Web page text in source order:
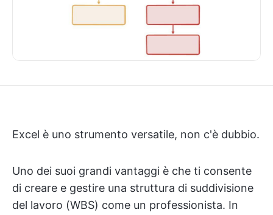
Excel è uno strumento versatile, non c'è dubbio.
Uno dei suoi grandi vantaggi è che ti consente
di creare e gestire una struttura di suddivisione
del lavoro (WBS) come un professionista. In